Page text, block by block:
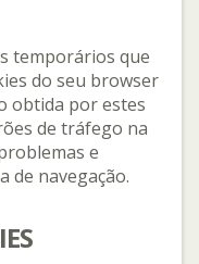
temporários que
do seu browser
obtida por estes
de tráfego na
e
de navegação.